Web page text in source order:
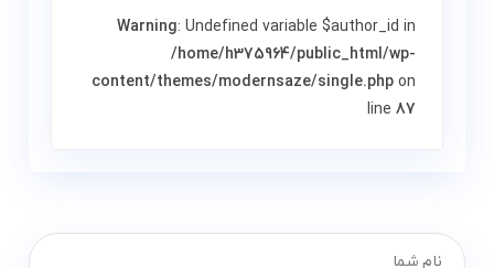
Warning: Undefined variable $author_id in
/home/h375964/public_html/wp-
content/themes/modernsaze/single.phpon
line87